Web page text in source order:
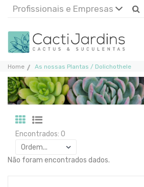
Profissionais e Empresas
Home As nossas Plantas / Dolichothele
Encontrados: 0
Não foram encontrados dados.